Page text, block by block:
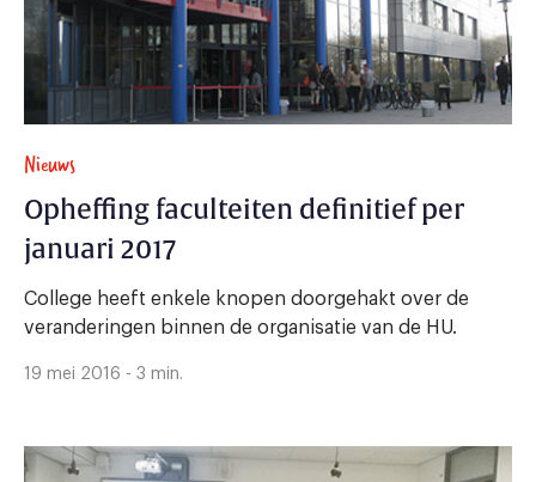
Nieuws
Opheffing faculteiten definitief per
januari 2017
College heeft enkele knopen doorgehakt over de
veranderingen binnen de organisatie van de HU.
19 mei 2016 - 3 min.